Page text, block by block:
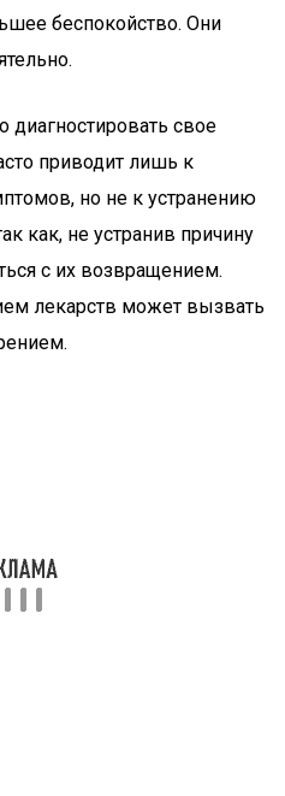
беспокойство. Они
диагностировать свое
приводит лишь к
но не к устранению
как, не устранив причину
с их возвращением.
лекарств может вызвать